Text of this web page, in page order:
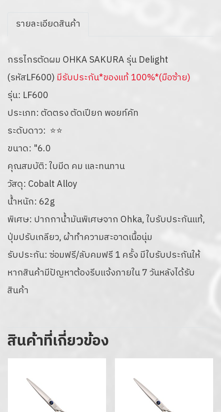
รายละเอียดสินค้า
กรรไกรตัดผม OHKA SAKURA รุ่น Delight
(รหัสLF600) มีรับประกัน*ของแท้ 100%*(มือซ้าย)
รุ่น: LF600
ประเภท: ตัดตรง ตัดเปียก พอยท์คัท
ระดับดาว: ⭐⭐
ขนาด: "6.0
คุณสมบัติ: ใบมีด คม และทนทาน
วัสดุ: Cobalt Alloy
น้ำหนัก: 62g
พิเศษ: ปากกาน้ำมันพิเศษจาก Ohka, ใบรับประกันแท้,
ปุ่มปรับเกลียว, ผ้าทำความสะอาดเนื้อนุ่ม
รับประกัน: ซ่อมฟรี/ลับคมฟรี 1 ครั้ง มีใบรับประกันให้
หากสินค้ามีปัญหาต้องรีบแจ้งภายใน 7 วันหลังได้รับ
สินค้า
สินค้าที่เกี่ยวข้อง